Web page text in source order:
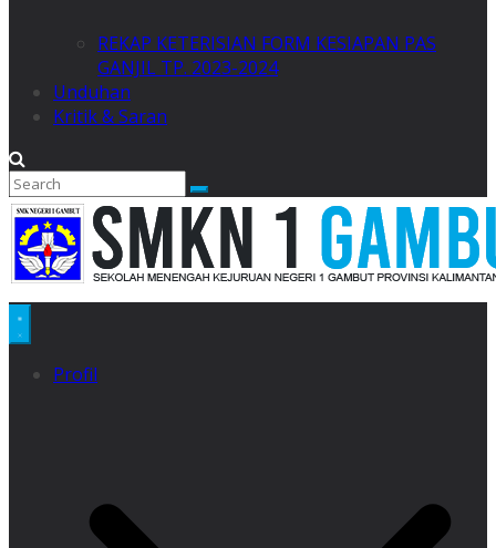
REKAP KETERISIAN FORM KESIAPAN PAS
GANJIL TP. 2023-2024
Unduhan
Kritik & Saran
Profil